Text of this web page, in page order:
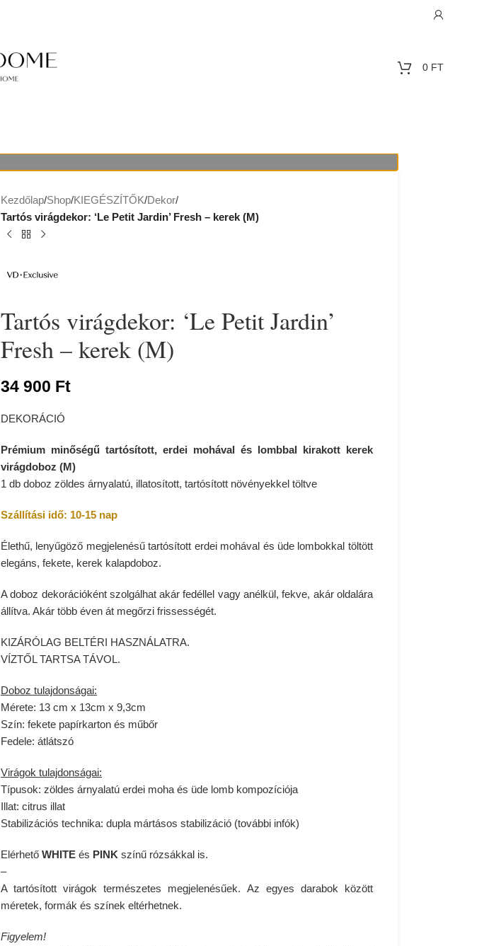
0 FT
Kezdőlap/Shop/KIEGÉSZÍTŐK/Dekor/
Tartós virágdekor: ‘Le Petit Jardin’ Fresh – kerek (M)
Tartós virágdekor: ‘Le Petit Jardin’
Fresh – kerek (M)
34 900 Ft
DEKORÁCIÓ
Prémium minőségű tartósított, erdei mohával és lombbal kirakott kerek
virágdoboz (M)
1 db doboz zöldes árnyalatú, illatosított, tartósított növényekkel töltve
Szállítási idő: 10-15 nap
Élethű, lenyűgöző megjelenésű tartósított erdei mohával és üde lombokkal töltött
elegáns, fekete, kerek kalapdoboz.
A doboz dekorációként szolgálhat akár fedéllel vagy anélkül, fekve, akár oldalára
állítva. Akár több éven át megőrzi frissességét.
KIZÁRÓLAG BELTÉRI HASZNÁLATRA.
VÍZTŐL TARTSA TÁVOL.
Doboz tulajdonságai:
Mérete: 13 cm x 13cm x 9,3cm
Szín: fekete papírkarton és műbőr
Fedele: átlátszó
Virágok tulajdonságai:
Típusok: zöldes árnyalatú erdei moha és üde lomb kompozíciója
Illat: citrus illat
Stabilizációs technika: dupla mártásos stabilizáció (további infók)
Elérhető WHITEés PINK színű rózsákkal is.
–
A tartósított virágok természetes megjelenésűek. Az egyes darabok között
méretek, formák és színek eltérhetnek.
Figyelem!